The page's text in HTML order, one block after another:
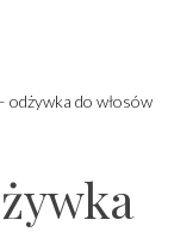
odżywka do włosów